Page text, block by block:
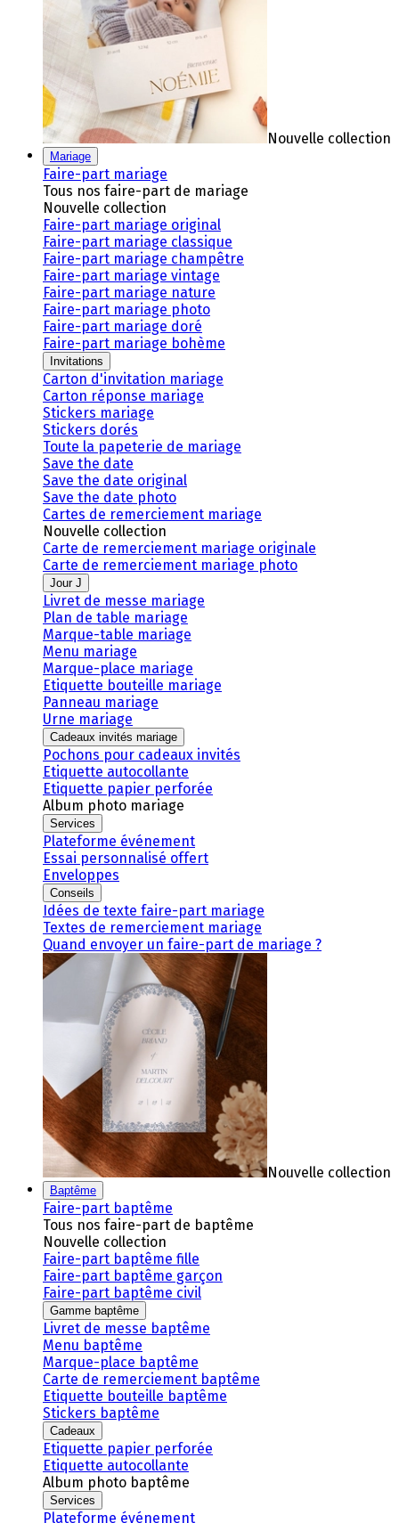
Nouvelle collection
Mariage
Faire-part mariage
Tous nos faire-part de mariage
Nouvelle collection
Faire-part mariage original
Faire-part mariage classique
Faire-part mariage champêtre
Faire-part mariage vintage
Faire-part mariage nature
Faire-part mariage photo
Faire-part mariage doré
Faire-part mariage bohème
Invitations
Carton d'invitation mariage
Carton réponse mariage
Stickers mariage
Stickers dorés
Toute la papeterie de mariage
Save the date
Save the date original
Save the date photo
Cartes de remerciement mariage
Nouvelle collection
Carte de remerciement mariage originale
Carte de remerciement mariage photo
Jour J
Livret de messe mariage
Plan de table mariage
Marque-table mariage
Menu mariage
Marque-place mariage
Etiquette bouteille mariage
Panneau mariage
Urne mariage
Cadeaux invités mariage
Pochons pour cadeaux invités
Etiquette autocollante
Etiquette papier perforée
Album photo mariage
Services
Plateforme événement
Essai personnalisé offert
Enveloppes
Conseils
Idées de texte faire-part mariage
Textes de remerciement mariage
Quand envoyer un faire-part de mariage ?
Nouvelle collection
Baptême
Faire-part baptême
Tous nos faire-part de baptême
Nouvelle collection
Faire-part baptême fille
Faire-part baptême garçon
Faire-part baptême civil
Gamme baptême
Livret de messe baptême
Menu baptême
Marque-place baptême
Carte de remerciement baptême
Etiquette bouteille baptême
Stickers baptême
Cadeaux
Etiquette papier perforée
Etiquette autocollante
Album photo baptême
Services
Plateforme événement